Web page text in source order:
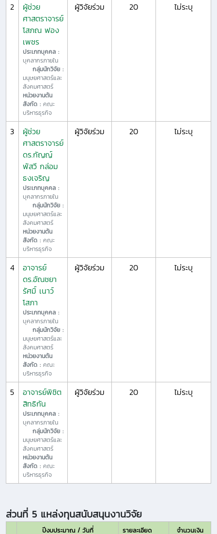
2
ผู้ช่วย
ศาสตราจารย์
โสภณ ฟอง
เพชร
ประเภทบุคคล :
บุคลากรภายใน
กลุ่มนักวิจัย :
มนุษยศาสตร์และ
สังคมศาสตร์
หน่วยงานต้น
สังกัด : คณะ
บริหารธุรกิจ
ผู้วิจัยร่วม 20 ไม่ระบุ
3
ผู้ช่วย
ศาสตราจารย์
ดร.กัญญ์
พัสวี กล่อม
ธงเจริญ
ประเภทบุคคล :
บุคลากรภายใน
กลุ่มนักวิจัย :
มนุษยศาสตร์และ
สังคมศาสตร์
หน่วยงานต้น
สังกัด : คณะ
บริหารธุรกิจ
ผู้วิจัยร่วม 20 ไม่ระบุ
4
อาจารย์
ดร.อัณชยา
รัศมิ์ เนาว์
โสภา
ประเภทบุคคล :
บุคลากรภายใน
กลุ่มนักวิจัย :
มนุษยศาสตร์และ
สังคมศาสตร์
หน่วยงานต้น
สังกัด : คณะ
บริหารธุรกิจ
ผู้วิจัยร่วม 20 ไม่ระบุ
5
อาจารย์พิชิต
สิทธิกัน
ประเภทบุคคล :
บุคลากรภายใน
กลุ่มนักวิจัย :
มนุษยศาสตร์และ
สังคมศาสตร์
หน่วยงานต้น
สังกัด : คณะ
บริหารธุรกิจ
ผู้วิจัยร่วม 20 ไม่ระบุ
ส่วนที่ 5 แหล่งทุนสนับสนุนงานวิจัย
ปีงบประมาณ / วันที่
รายละเอียด
จำนวนเงิน